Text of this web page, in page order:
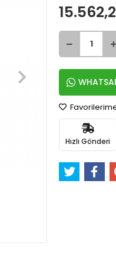
Hızlı Gönderi